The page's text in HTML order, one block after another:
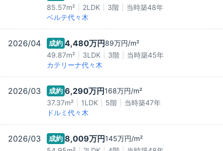
85.57m²
2LDK 3階 当時築48年
ベルテ代々木
2026/04 成約 4,480万円89万円/m²
49.87m²
3LDK 3階 当時築45年
カテリーナ代々木
2026/03 成約 6,290万円168万円/m²
37.37m²
1LDK 5階 当時築47年
ドルミ代々木
2026/03 成約 8,009万円145万円/m²